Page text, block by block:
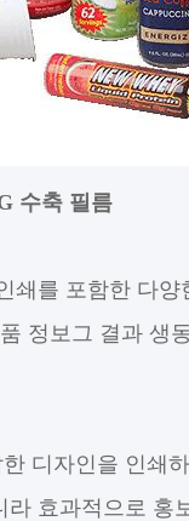
수축 필름
를 포함한 다
정보그 결과 생
디자인을 인쇄
효과적으로 홍